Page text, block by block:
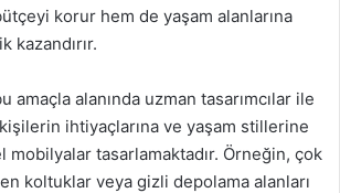
korur hem de yaşam alanlarına
kazandırır.
amaçla alanında uzman tasarımcılar ile
ihtiyaçlarına ve yaşam stillerine
mobilyalar tasarlamaktadır. Örneğin, çok
koltuklar veya gizli depolama alanları